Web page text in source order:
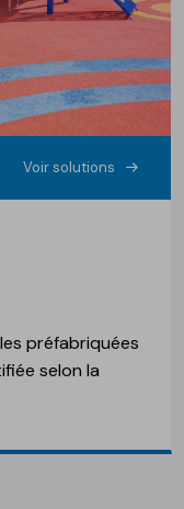
Voir solutions
préfabriquées
selon la